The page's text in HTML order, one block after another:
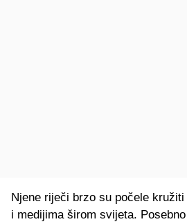
Njene riječi brzo su počele
i medijima širom svijeta.